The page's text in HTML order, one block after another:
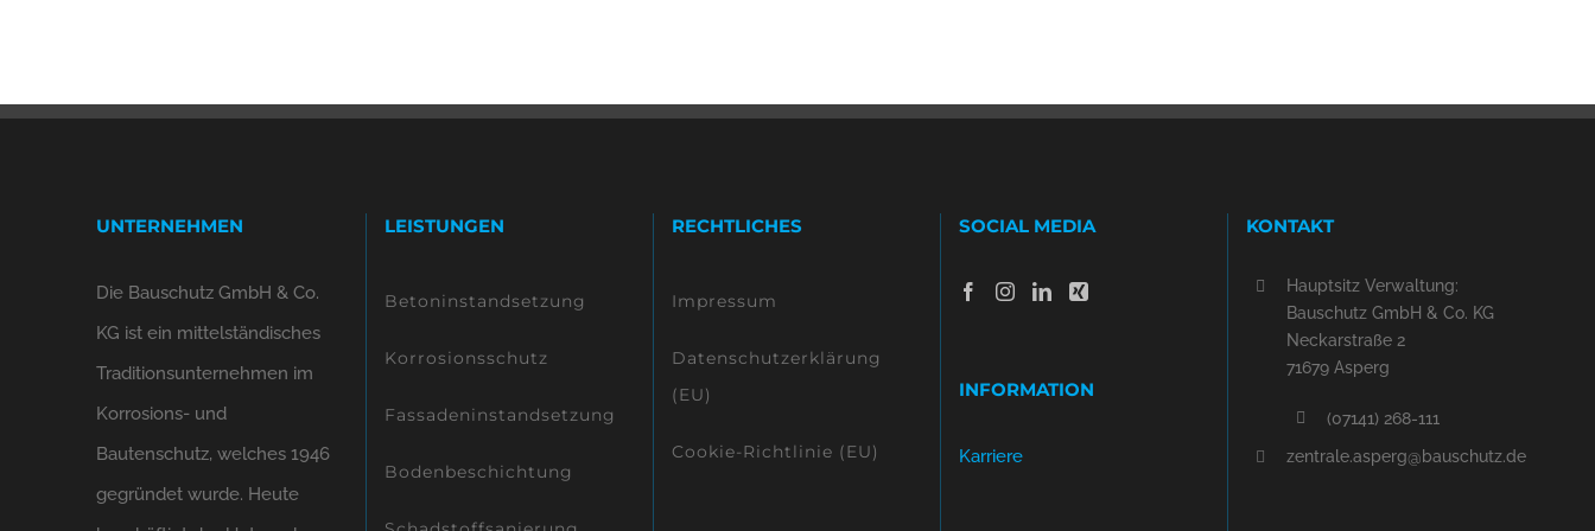
UNTERNEHMEN
Die Bauschutz GmbH & Co.
KG ist ein mittelständisches
Traditionsunternehmen im
Korrosions- und
Bautenschutz, welches 1946
gegründet wurde. Heute
LEISTUNGEN
Betoninstandsetzung
Korrosionsschutz
Fassadeninstandsetzung
Bodenbeschichtung
RECHTLICHES
Impressum
Datenschutzerklärung
(EU)
Cookie-Richtlinie (EU)
SOCIAL MEDIA
INFORMATION
Karriere
KONTAKT
Hauptsitz Verwaltung:
Bauschutz GmbH & Co. KG
Neckarstraße 2
71679 Asperg
(07141) 268-111
zentrale.asperg@bauschutz.de